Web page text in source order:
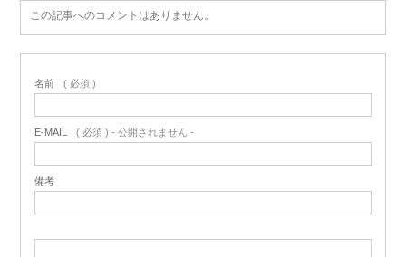
この記事へのコメントはありません。
名前 ( 必須 )
E-MAIL ( 必須 ) - 公開されません -
備考